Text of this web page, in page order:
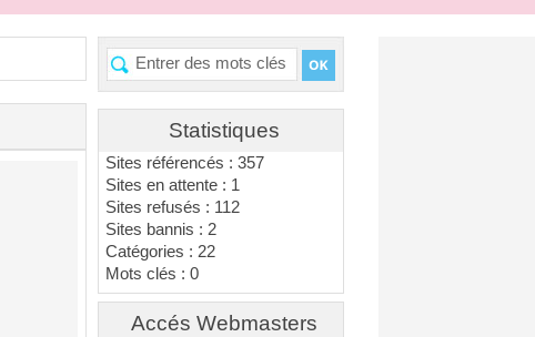
Statistiques
Sites référencés : 357
Sites en attente : 1
Sites refusés : 112
Sites bannis : 2
Catégories : 22
Mots clés : 0
Accés Webmasters